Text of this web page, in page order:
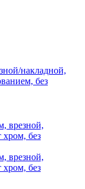
накладной,
без
врезной,
хром, без
врезной,
хром, без